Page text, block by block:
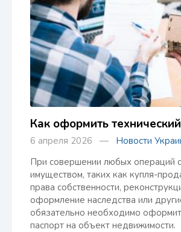
Как оформить
6 апреля 2026 — Новости
При совершении любых операций
имуществом, таких как купля-
права собственности,
оформление наследства или
обязательно необходимо
паспорт на объект недвижимости.